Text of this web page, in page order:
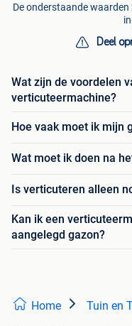
De onderstaande
Deel
Wat zijn de voordelen
verticuteermachine?
Hoe vaak moet ik mijn
Wat moet ik doen na
Is verticuteren alleen
Kan ik een
aangelegd gazon?
Home Tuin en